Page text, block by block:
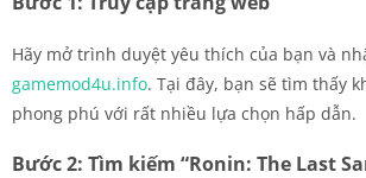
Hãy mở trình duyệt yêu thích của bạn và
gamemod4u.info. Tại đây, bạn sẽ tìm thấy
phong phú với rất nhiều lựa chọn hấp dẫn.
Bước 2: Tìm kiếm “Ronin: The Last